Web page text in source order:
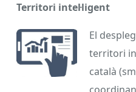
Territori intel·ligent
El
territori
català